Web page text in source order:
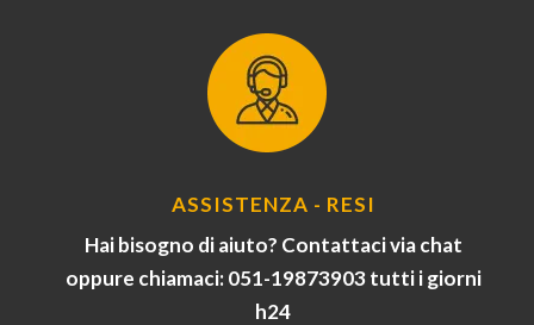
ASSISTENZA - RESI
Hai bisogno di aiuto? Contattaci via chat
oppure chiamaci: 051-19873903 tutti i giorni
h24